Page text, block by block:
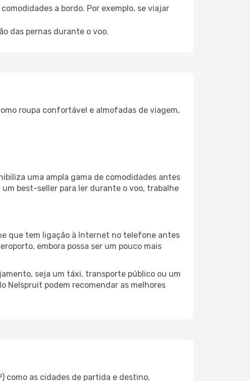
a bordo. Por exemplo, se viajar
das pernas durante o voo.
roupa confortável e almofadas de viagem,
uma ampla gama de comodidades antes
best-seller para ler durante o voo, trabalhe
que tem ligação à Internet no telefone antes
embora possa ser um pouco mais
seja um táxi, transporte público ou um
Nelspruit podem recomendar as melhores
como as cidades de partida e destino,